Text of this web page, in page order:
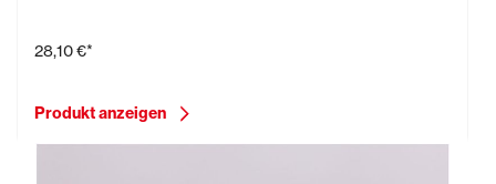
28,10 €*
Produkt anzeigen